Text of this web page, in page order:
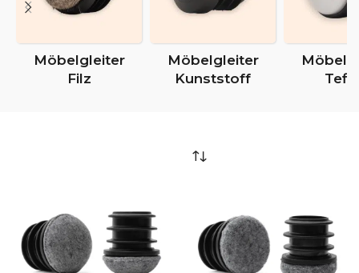
Möbelgleiter
Filz
Möbelgleiter
Kunststoff